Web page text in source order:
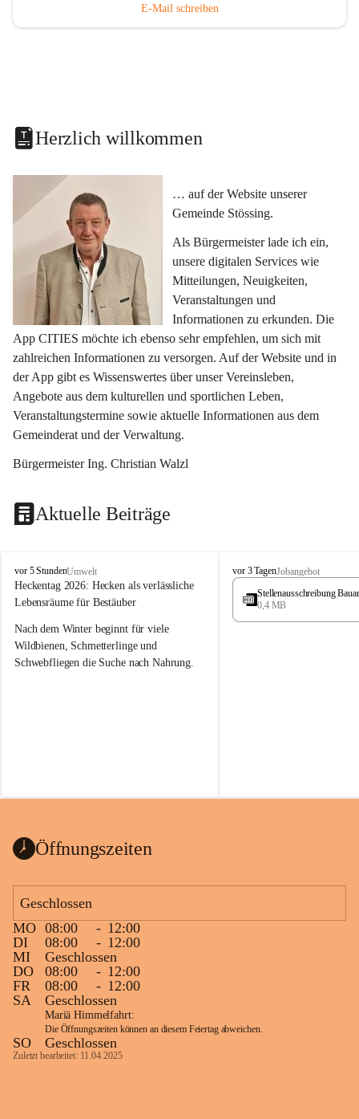
E-Mail schreiben
Herzlich willkommen
… auf der Website unserer
Gemeinde Stössing.
Als Bürgermeister lade ich ein,
unsere digitalen Services wie
Mitteilungen, Neuigkeiten,
Veranstaltungen und
Informationen zu erkunden. Die
App CITIES möchte ich ebenso sehr empfehlen, um sich mit
zahlreichen Informationen zu versorgen. Auf der Website und in
der App gibt es Wissenswertes über unser Vereinsleben,
Angebote aus dem kulturellen und sportlichen Leben,
Veranstaltungstermine sowie aktuelle Informationen aus dem
Gemeinderat und der Verwaltung.
Bürgermeister Ing. Christian Walzl
Aktuelle Beiträge
S
t
ö
s
i
n
vor 5 StundenUmwelt
Heckentag 2026: Hecken als verlässliche
Lebensräume für Bestäuber
Nach dem Winter beginnt für viele
Wildbienen, Schmetterlinge und
Schwebfliegen die Suche nach Nahrung.
können ab 1. September wieder heimische
Vielfalt in Gärten bringen und zugleich
Wie wichtig Hecken sind zeigt das
österreichweite Forschungsprojekt
„Heckenleben“ des Vereins Regionale
Gehölzvermehrung. Die Untersuchungen
machen deutlich, dass Bestäuber auf ein
möglichst durchgehendes
Nahrungsangebot angewiesen sind.
Heimische Hecken können
Versorgungslücken schließen, weil
unterschiedliche Gehölzarten zu
S
t
s
vor 3 TagenJobangebot
Stellenausschreibung
0,4 MB
Öffnungszeiten
Geschlossen
MO 08:00 - 12:00
DI
08:00 - 12:00
MI
Geschlossen
DO
08:00 - 12:00
FR
08:00 - 12:00
SA
Geschlossen
Mariä Himmelfahrt:
Die Öffnungszeiten können an diesem Feiertag abweichen.
SO Geschlossen
Zuletzt bearbeitet: 11.04.2025